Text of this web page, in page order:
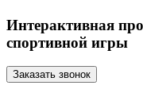
Интерактивная
спортивной игры
Заказать звонок